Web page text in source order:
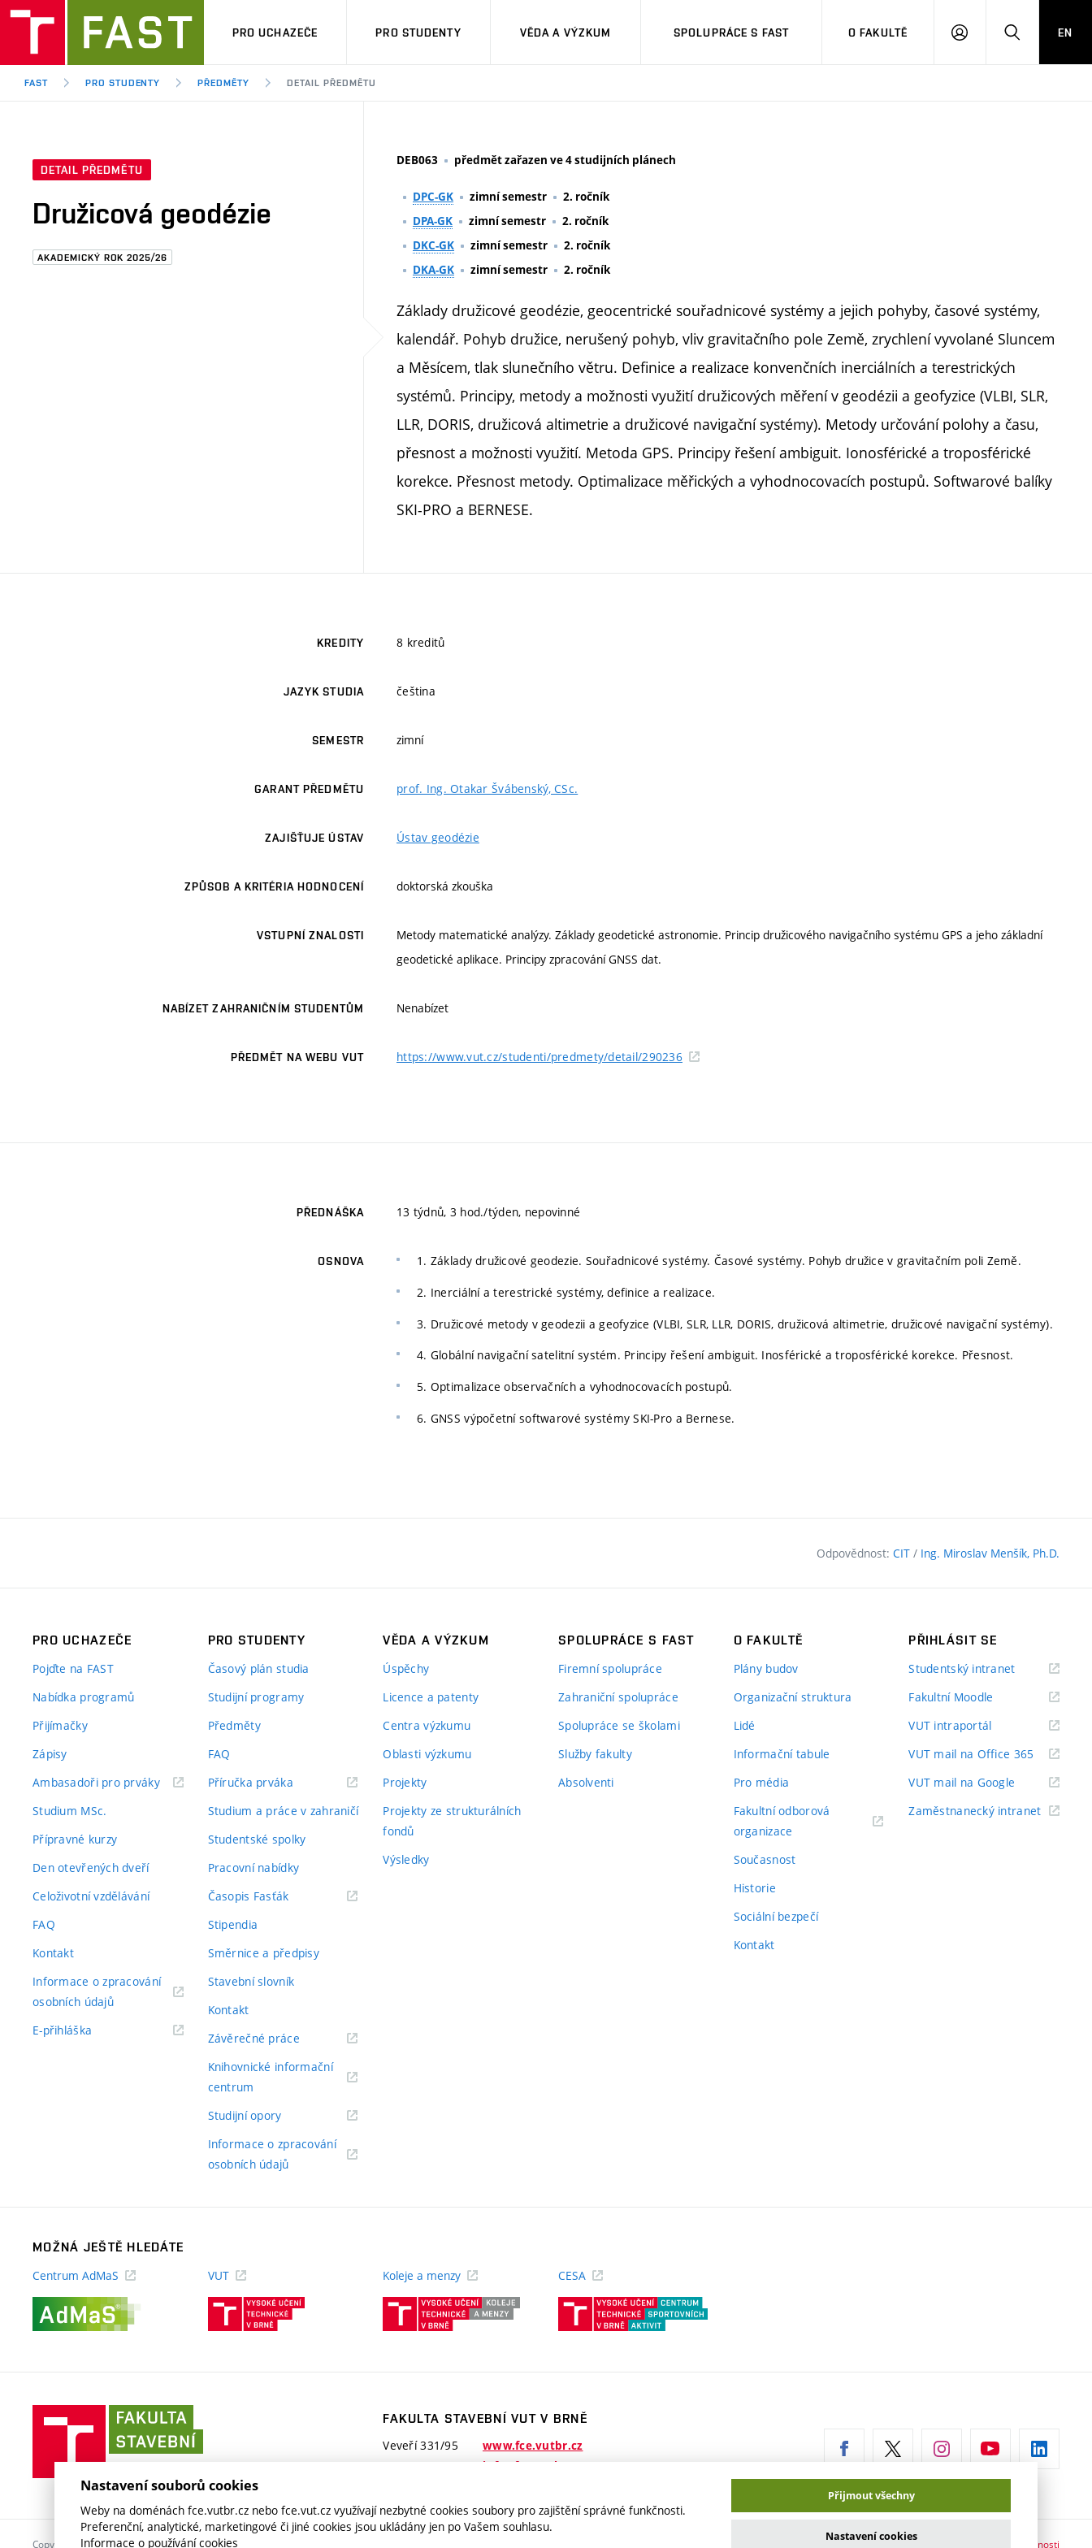
PRO UCHAZEČE PRO STUDENTY VĚDA A VÝZKUM SPOLUPRÁCE S FAST O FAKULTĚ
PŘIHLÁSITHLEDAT
EN
FAST PRO STUDENTY PŘEDMĚTY DETAIL PŘEDMĚTU
DETAIL PŘEDMĚTU
Družicová geodézie
AKADEMICKÝ ROK 2025/26
DEB063 předmět zařazen ve 4 studijních plánech
DPC-GK zimní semestr
2. ročník
DPA-GK
zimní semestr
2. ročník
DKC-GK
zimní semestr
2. ročník
DKA-GK
zimní semestr 2. ročník
Základy družicové geodézie, geocentrické souřadnicové systémy a jejich pohyby, časové systémy,
kalendář. Pohyb družice, nerušený pohyb, vliv gravitačního pole Země, zrychlení vyvolané Sluncem
a Měsícem, tlak slunečního větru. Definice a realizace konvenčních inerciálních a terestrických
systémů. Principy, metody a možnosti využití družicových měření v geodézii a geofyzice (VLBI, SLR,
LLR, DORIS, družicová altimetrie a družicové navigační systémy). Metody určování polohy a času,
přesnost a možnosti využití. Metoda GPS. Principy řešení ambiguit. Ionosférické a troposférické
korekce. Přesnost metody. Optimalizace měřických a vyhodnocovacích postupů. Softwarové balíky
SKI-PRO a BERNESE.
KREDITY 8 kreditů
JAZYK STUDIA čeština
SEMESTR zimní
GARANT PŘEDMĚTU prof. Ing. Otakar Švábenský, CSc.
ZAJIŠŤUJE ÚSTAV Ústav geodézie
ZPŮSOB A KRITÉRIA HODNOCENÍ doktorská zkouška
VSTUPNÍ ZNALOSTI
Metody matematické analýzy. Základy geodetické astronomie. Princip družicového navigačního systému GPS a jeho základní
geodetické aplikace. Principy zpracování GNSS dat.
NABÍZET ZAHRANIČNÍM STUDENTŮM Nenabízet
PŘEDMĚT NA WEBU VUT https://www.vut.cz/studenti/predmety/detail/290236
PŘEDNÁŠKA 13 týdnů, 3 hod./týden, nepovinné
OSNOVA 1. Základy družicové geodezie. Souřadnicové systémy. Časové systémy. Pohyb družice v gravitačním poli Země.
2. Inerciální a terestrické systémy, definice a realizace.
3. Družicové metody v geodezii a geofyzice (VLBI, SLR, LLR, DORIS, družicová altimetrie, družicové navigační systémy).
4. Globální navigační satelitní systém. Principy řešení ambiguit. Inosférické a troposférické korekce. Přesnost.
5. Optimalizace observačních a vyhodnocovacích postupů.
6. GNSS výpočetní softwarové systémy SKI-Pro a Bernese.
Odpovědnost: CIT / Ing. Miroslav Menšík, Ph.D.
PRO UCHAZEČE
Pojďte na FAST
Nabídka programů
Přijímačky
Zápisy
Ambasadoři pro prváky(externí
Studium MSc.
Přípravné kurzy
Den otevřených dveří
Celoživotní vzdělávání
FAQ
Kontakt
Informace o zpracování
osobních údajů(externí
E-přihláška
PRO STUDENTY
Časový plán studia
Studijní programy
Předměty
FAQ
Příručka prváka(externí
Studium a práce v zahraničí
Studentské spolky
Pracovní nabídky
Časopis Fasťák(externí
Stipendia
Směrnice a předpisy
Stavební slovník
Kontakt
Závěrečné práce(externí
Knihovnické informační
centrum
Studijní opory(externí
Informace o zpracování
osobních údajů(externí
VĚDA A VÝZKUM
Úspěchy
Licence a patenty
Centra výzkumu
Oblasti výzkumu
Projekty
Projekty ze strukturálních
fondů
Výsledky
SPOLUPRÁCE S FAST
Firemní spolupráce
Zahraniční spolupráce
Spolupráce se školami
Služby fakulty
Absolventi
O FAKULTĚ
Plány budov
Organizační struktura
Lidé
Informační tabule
Pro média
Fakultní odborová
organizace
Současnost
Historie
Sociální bezpečí
Kontakt
PŘIHLÁSIT SE
Studentský intranet(externí
Fakultní Moodle
VUT intraportál(externí
VUT mail na Office 365 (externí
odkaz)
VUT mail na Google (externí
Zaměstnanecký intranet(externí
MOŽNÁ JEŠTĚ HLEDÁTE
Centrum AdMaS
VUT
(externí
Koleje a menzy
(externí
CESA
VUT
FAKULTA STAVEBNÍ VUT V BRNĚ
Veveří 331/95
www.fce.vutbr.cz
info@fce.vutbr.cz
Copyright © 2026 VUT v Brně Prohlášení o přístupnosti
Nastavení souborů cookies
Weby na doménách fce.vutbr.cz nebo fce.vut.cz využívají nezbytné cookies soubory pro zajištění správné funkčnosti.
Preferenční, analytické, marketingové či jiné cookies jsou ukládány jen po Vašem souhlasu.
Informace o používání cookies
Přijmout všechny
Nastavení cookies